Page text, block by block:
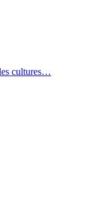
cultures…